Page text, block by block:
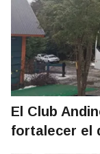
El Club
fortalecer el